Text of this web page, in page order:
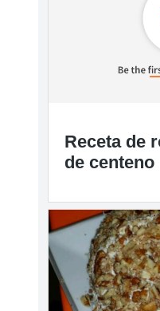
Receta de
de centeno